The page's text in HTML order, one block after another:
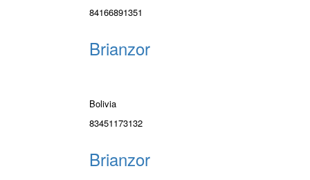
84166891351
Brianzor
Bolivia
83451173132
Brianzor